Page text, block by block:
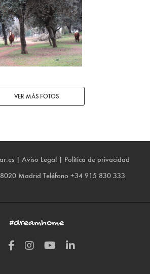
VER MÁS FOTOS
| Aviso Legal | Política de privacidad
Madrid Teléfono +34 915 830 333
#dreamhome